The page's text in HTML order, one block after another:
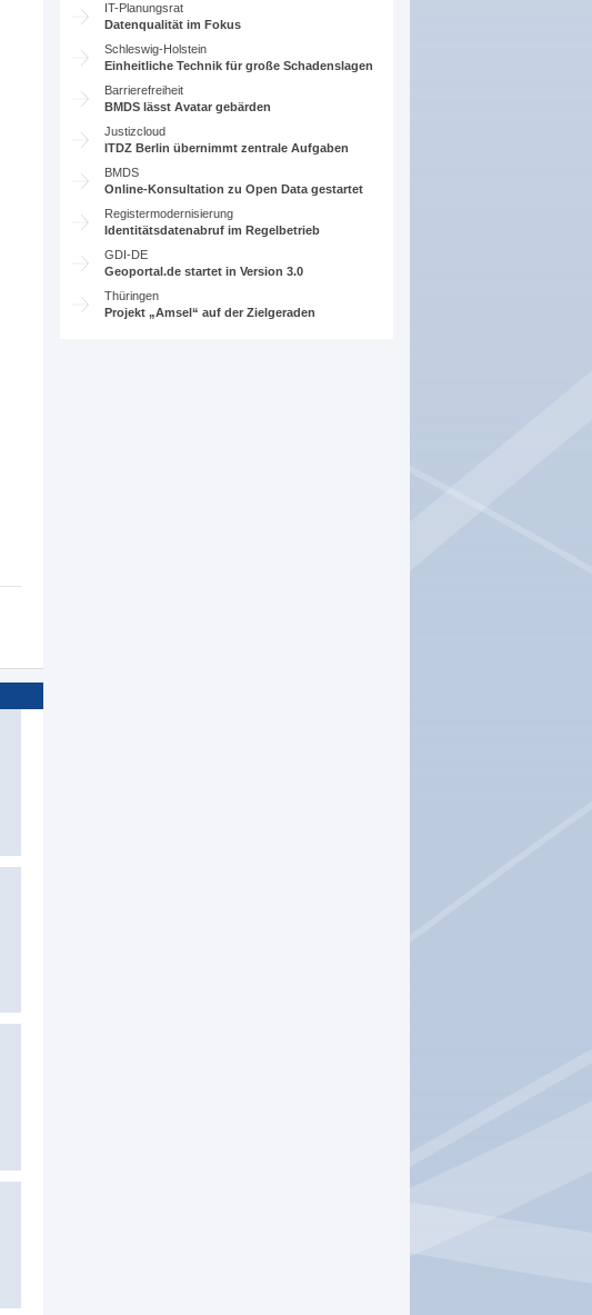
IT-Planungsrat
Datenqualität im Fokus
Schleswig-Holstein
Einheitliche Technik für große Schadenslagen
Barrierefreiheit
BMDS lässt Avatar gebärden
Justizcloud
ITDZ Berlin übernimmt zentrale Aufgaben
BMDS
Online-Konsultation zu Open Data gestartet
Registermodernisierung
Identitätsdatenabruf im Regelbetrieb
GDI-DE
Geoportal.de startet in Version 3.0
Thüringen
Projekt „Amsel“ auf der Zielgeraden